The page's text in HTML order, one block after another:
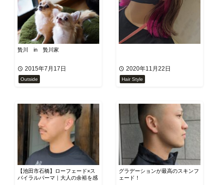
贄川 in 贄川家
2015年7月17日
Outside
2020年11月22日
Hair Style
【池田市石橋】ローフェード×ス
パイラルパーマ｜大人の余裕を感
グラデーションが最高のスキンフ
ェード！